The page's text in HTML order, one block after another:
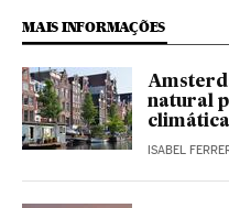
MAIS INFORMAÇÕES
natural
climática
ISABEL